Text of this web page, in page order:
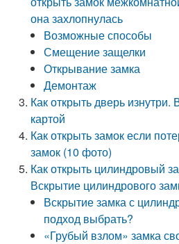
она захлопнулась
Возможные способы
Смещение защелки
Открывание замка
Демонтаж
Как открыть дверь изнутри.
картой
Как открыть замок если
замок (10 фото)
Как открыть цилиндровый
Вскрытие цилиндрового
Вскрытие замка с
подход выбрать?
«Грубый взлом» замка